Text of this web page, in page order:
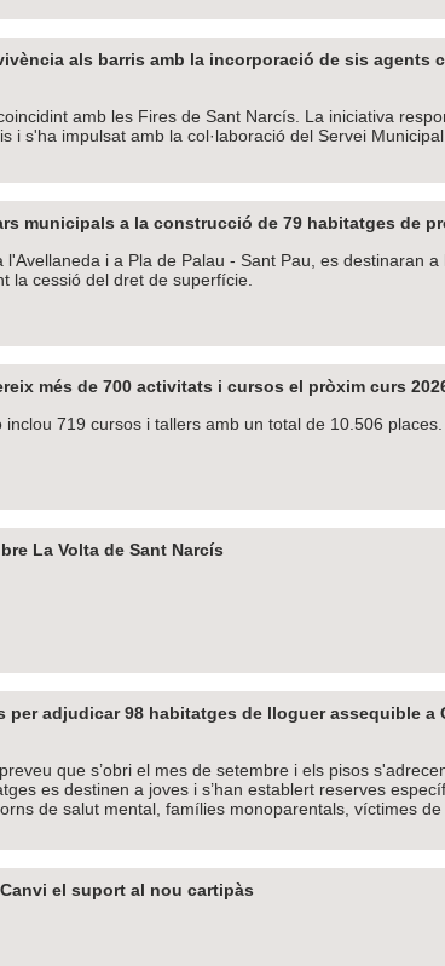
als barris amb la incorporació de sis agents
amb les Fires de Sant Narcís. La iniciativa
i s'ha impulsat amb la col·laboració del Servei
municipals a la construcció de 79 habitatges de
l'Avellaneda i a Pla de Palau - Sant Pau, es destinaran a
la cessió del dret de superfície.
més de 700 activitats i cursos el pròxim curs
inclou 719 cursos i tallers amb un total de 10.506
La Volta de Sant Narcís
per adjudicar 98 habitatges de lloguer assequible a
que s’obri el mes de setembre i els pisos
es destinen a joves i s’han establert reserves
de salut mental, famílies monoparentals, víctimes
el suport al nou cartipàs